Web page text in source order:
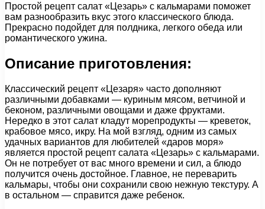
Простой рецепт салат «Цезарь» с кальмарами поможет
вам разнообразить вкус этого классического блюда.
Прекрасно подойдет для полдника, легкого обеда или
романтического ужина.
Описание приготовления:
Классический рецепт «Цезаря» часто дополняют
различными добавками — куриным мясом, ветчиной и
беконом, различными овощами и даже фруктами.
Нередко в этот салат кладут морепродукты — креветок,
крабовое мясо, икру. На мой взгляд, одним из самых
удачных вариантов для любителей «даров моря»
является простой рецепт салата «Цезарь» с кальмарами.
Он не потребует от вас много времени и сил, а блюдо
получится очень достойное. Главное, не переварить
кальмары, чтобы они сохранили свою нежную текстуру. А
в остальном — справится даже ребенок.